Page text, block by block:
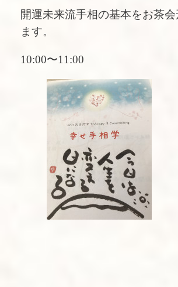
開運未来流手相の基本をお茶
ます。
10:00〜11:00